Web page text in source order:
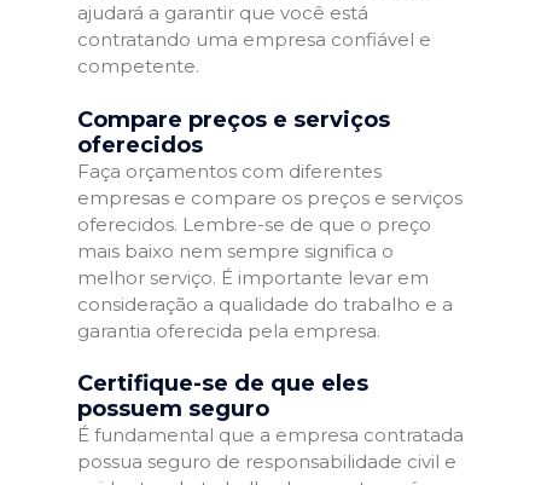
ajudará a garantir que você está
contratando uma empresa confiável e
competente.
Compare preços e serviços
oferecidos
Faça orçamentos com diferentes
empresas e compare os preços e serviços
oferecidos. Lembre-se de que o preço
mais baixo nem sempre significa o
melhor serviço. É importante levar em
consideração a qualidade do trabalho e a
garantia oferecida pela empresa.
Certifique-se de que eles
possuem seguro
É fundamental que a empresa contratada
possua seguro de responsabilidade civil e